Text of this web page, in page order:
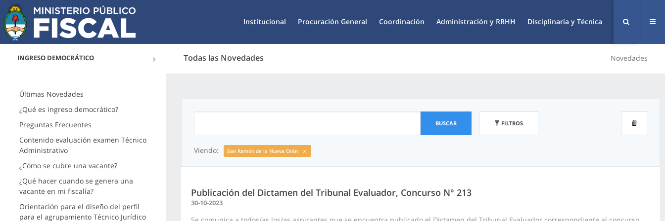
Institucional Procuración General Coordinación Administración y RRHH Disciplinaria y Técnica
INGRESO DEMOCRÁTICO Todas las Novedades Novedades
Últimas Novedades
¿Qué es ingreso democrático?
Preguntas Frecuentes
Contenido evaluación examen Técnico
Administrativo
¿Cómo se cubre una vacante?
¿Qué hacer cuando se genera una
vacante en mi fiscalía?
Orientación para el diseño del perfil
para el agrupamiento Técnico Jurídico
BUSCAR FILTROS
Viendo: San Ramón de la Nueva Orán
Publicación del Dictamen del Tribunal Evaluador, Concurso N° 213
30-10-2023